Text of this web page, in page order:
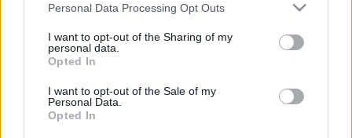
Personal Data Processing Opt Outs
I want to opt-out of the Sharing of my
personal data.
Opted In
I want to opt-out of the Sale of my
Personal Data.
Opted In
Programme TV Rugby